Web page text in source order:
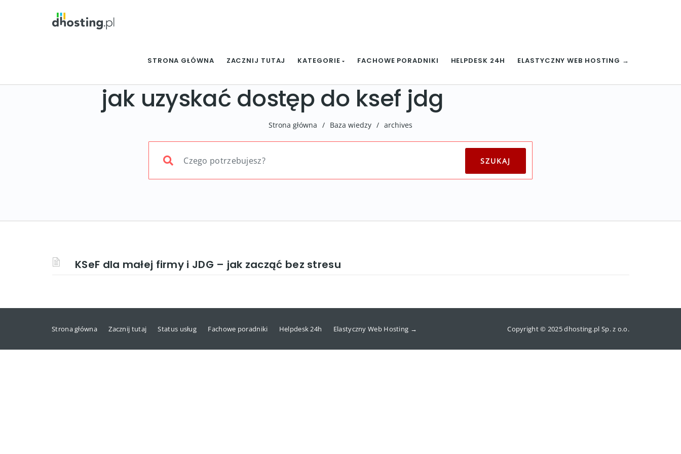
STRONA GŁÓWNA ZACZNIJ TUTAJ KATEGORIE FACHOWE PORADNIKI HELPDESK 24H ELASTYCZNY WEB HOSTING →
jak uzyskać dostęp do ksef jdg
Strona główna / Baza wiedzy / archives
KSeF dla małej firmy i JDG – jak zacząć bez stresu
Strona główna Zacznij tutaj Status usług Fachowe poradniki Helpdesk 24h Elastyczny Web Hosting → Copyright © 2025 dhosting.pl Sp. z o.o.